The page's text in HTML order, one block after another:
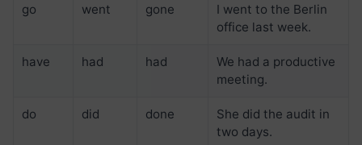
go went gone
I went to the Berlin
office last week.
have had had
We had a productive
meeting.
do did done
She did the audit in
two days.